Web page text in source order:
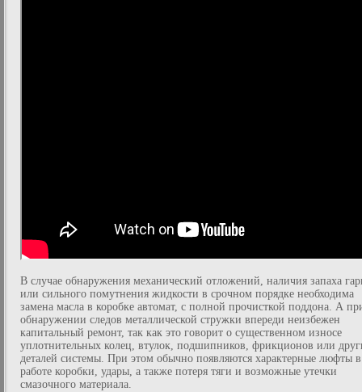
В случае обнаружения механический отложений, наличия запаха
или сильного помутнения жидкости в срочном порядке необходима
замена масла в коробке автомат, с полной прочисткой поддона. А
обнаружении следов металлической стружки впереди неизбежен
капитальный ремонт, так как это говорит о существенном износе
уплотнительных колец, втулок, подшипников, фрикционов или
деталей системы. При этом обычно появляются характерные люфты в
работе коробки, удары, а также потеря тяги и возможные утечки
смазочного материала.